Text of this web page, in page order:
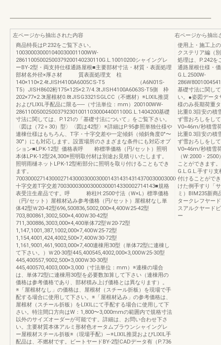
左ページから抽出された内容
商品特長はP.232をご覧下さい。
100300030001040030001100WW-
28611005002500379200140230110G.L.10010200シャイングレ
ーBY-2型・両支持仕様通路屋根■主要部材寸法・材質・表面処理
部材名外径×厚さ材 質表面処理支 柱
140×110×2.4tJISH4100A6005CS-T5 （A6N01S-
T5）JISH8602桁175×125×2.7/4.3tJISH4100A6063S-T5側 枠
202×77×2.3t屋根材0.8tJISG3321SGLCC（不燃材）※LIXIL推奨
およびLIXIL手配品に限る──（寸法単位：mm）200100WW-
28611005002500379230100110300044001100G.L.1404200基礎
寸法に関しては、P.121の「基礎寸法について」をご覧下さい。
〈図は（72＋30）型〉〈図は42型〉※詳細はP.95参照単独仕様や
連棟仕様はもちろん、T字・十字交差や一定傾斜（傾斜角度0°〜
30°）にも対応します。設置場所のさまざまな条件にも対応オプ
ション■LPK‐12型 価格表呼 称標準価格（円/セット）照明
本体LPK‐12型24,300※照明取付材は別途お見積りいたします。
照明雨樋ネットLPK-12型桁部分に照明を取り付けることもでき
ます。
700300027143000271430003000300014314314314370030003000
十字交差T字交差700300030003000300014330002714143■規格
表受注生産品です。呼 称柱H:2500寸法（W×L）標準価格
（円/セット）屋根材込み参考価格（円/セット）屋根材なし単
体42型Ｗ20-42型696,500836,5002,000×4,400Ｗ25-42型
703,800861,3002,500×4,400Ｗ30-42型
711,300886,3003,000×4,400単体72型Ｗ20-72型
1,147,1001,387,1002,000×7,400Ｗ25-72型
1,154,4001,424,4002,500×7,400Ｗ30-72型
1,161,9001,461,9003,000×7,400連棟用30型（単体72型に連棟し
て下さい。）Ｗ20-30型445,400545,4002,000×3,000Ｗ25-30型
445,400557,9002,500×3,000Ｗ30-30型
445,400570,4003,000×3,000（寸法単位：mm）※連棟の場合
は、単体72型に連棟用30型を必要数加算して下さい（連棟用の
価格は参考価格であり、部材積み上げ価格とは異なります）。
※「屋根材なし」の価格は、屋根材（スチール折板）を現場で手
配する場合に使用して下さい。※「屋根材込み」の参考価格は、
屋根材（スチール折板）をLIXILにて手配する場合に使用して下
さい。特注間口方向はW：1,800〜3,000mmの範囲内で規格寸法
以外のサイズオーダーが可能です。詳細は、お問い合わせ下さ
い。主要材質本体アルミ形材色オータムブラウンシャイングレ
ー屋根材スチール折板※（現場手配）―※LIXIL推奨およびLIXIL手
配品は、不燃材です。ビートヤードBY-2型CADデータ有（P.736
右ページから抽出
使用上・施工上
クステリア編（
処理は、P.242を
通路屋根仕様・
G.L.2500W-
基礎寸法に関し
い。●姿図データ
様のみ長期荷重
比重0.3目安の積
ず雪おろしをし
V0=46m/秒積雪
比重0.3目安の積
ず雪おろしをし
V0=46m/秒積雪
（W:2000・
ことができます
G.L.G.L.手すり
付けることがで
けた例手すり「
ミ）BIM235新商
タークレフヤー
スアルクヤード
ー